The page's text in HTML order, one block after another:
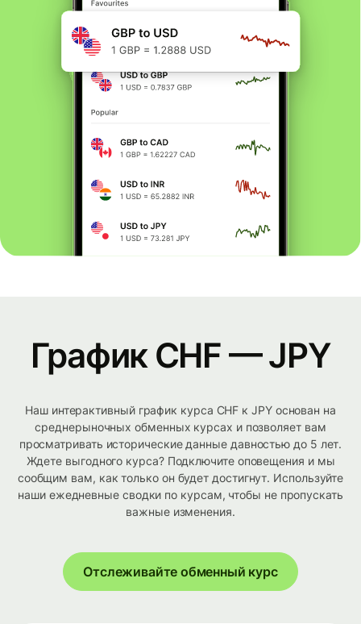
График CHF — JPY
Наш интерактивный график курса CHF к JPY основан на
среднерыночных обменных курсах и позволяет вам
просматривать исторические данные давностью до 5 лет.
Ждете выгодного курса? Подключите оповещения и мы
сообщим вам, как только он будет достигнут. Используйте
наши ежедневные сводки по курсам, чтобы не пропускать
важные изменения.
Отслеживайте обменный курс